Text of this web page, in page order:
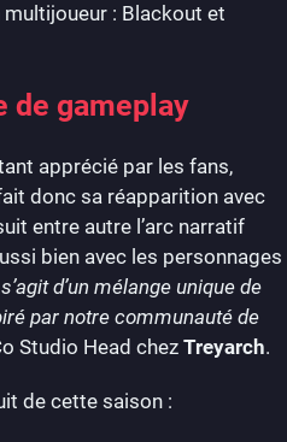
: Blackout et
de gameplay
apprécié par les fans,
donc sa réapparition avec
entre autre l’arc narratif
bien avec les personnages
d’un mélange unique de
par notre communauté de
Studio Head chez Treyarch.
de cette saison :